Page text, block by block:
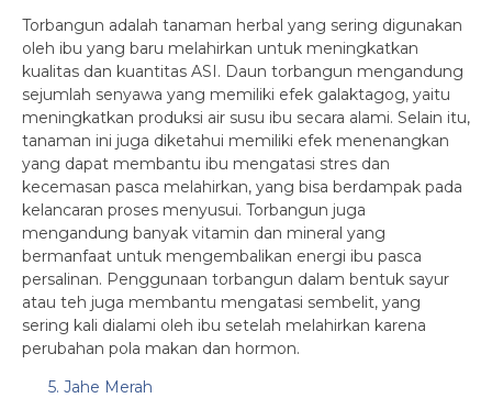
Torbangun adalah tanaman herbal yang sering digunakan
oleh ibu yang baru melahirkan untuk meningkatkan
kualitas dan kuantitas ASI. Daun torbangun mengandung
sejumlah senyawa yang memiliki efek galaktagog, yaitu
meningkatkan produksi air susu ibu secara alami. Selain itu,
tanaman ini juga diketahui memiliki efek menenangkan
yang dapat membantu ibu mengatasi stres dan
kecemasan pasca melahirkan, yang bisa berdampak pada
kelancaran proses menyusui. Torbangun juga
mengandung banyak vitamin dan mineral yang
bermanfaat untuk mengembalikan energi ibu pasca
persalinan. Penggunaan torbangun dalam bentuk sayur
atau teh juga membantu mengatasi sembelit, yang
sering kali dialami oleh ibu setelah melahirkan karena
perubahan pola makan dan hormon.
5. Jahe Merah